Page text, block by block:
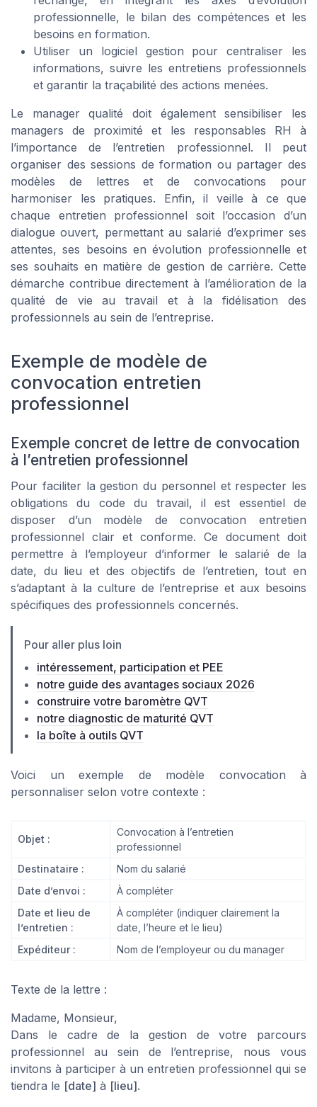
professionnelle, le bilan des compétences et les
besoins en formation.
Utiliser un logiciel gestion pour centraliser les
informations, suivre les entretiens professionnels
et garantir la traçabilité des actions menées.
Le manager qualité doit également sensibiliser les
managers de proximité et les responsables RH à
l’importance de l’entretien professionnel. Il peut
organiser des sessions de formation ou partager des
modèles de lettres et de convocations pour
harmoniser les pratiques. Enfin, il veille à ce que
chaque entretien professionnel soit l’occasion d’un
dialogue ouvert, permettant au salarié d’exprimer ses
attentes, ses besoins en évolution professionnelle et
ses souhaits en matière de gestion de carrière. Cette
démarche contribue directement à l’amélioration de la
qualité de vie au travail et à la fidélisation des
professionnels au sein de l’entreprise.
Exemple de modèle de
convocation entretien
professionnel
Exemple concret de lettre de convocation
à l’entretien professionnel
Pour faciliter la gestion du personnel et respecter les
obligations du code du travail, il est essentiel de
disposer d’un modèle de convocation entretien
professionnel clair et conforme. Ce document doit
permettre à l’employeur d’informer le salarié de la
date, du lieu et des objectifs de l’entretien, tout en
s’adaptant à la culture de l’entreprise et aux besoins
spécifiques des professionnels concernés.
Pour aller plus loin
intéressement, participation et PEE
notre guide des avantages sociaux 2026
construire votre baromètre QVT
notre diagnostic de maturité QVT
la boîte à outils QVT
Voici un exemple de modèle convocation à
personnaliser selon votre contexte :
Objet :
Convocation à l’entretien
professionnel
Destinataire :
Nom du salarié
Date d’envoi :
À compléter
Date et lieu de
l’entretien :
À compléter (indiquer clairement la
date, l’heure et le lieu)
Expéditeur :
Nom de l’employeur ou du manager
Texte de la lettre :
Madame, Monsieur,
Dans le cadre de la gestion de votre parcours
professionnel au sein de l’entreprise, nous vous
invitons à participer à un entretien professionnel qui se
tiendra le [date] à [lieu].